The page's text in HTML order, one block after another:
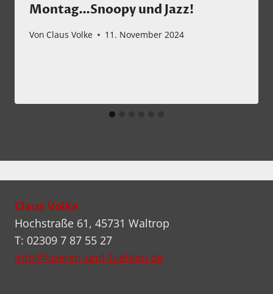
Montag…Snoopy und Jazz!
Von Claus Volke 11. November 2024
Claus Volke
Hochstraße 61, 45731 Waltrop
T: 02309 7 87 55 27
info@hoeren-und-fuehlen.de